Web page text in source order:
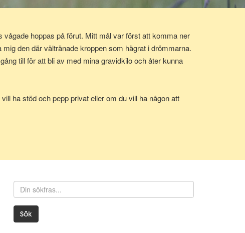
hoppas på förut. Mitt mål var först att komma ner
den där vältränade kroppen som hägrat i drömmarna.
till för att bli av med mina gravidkilo och åter kunna
ha stöd och pepp privat eller om du vill ha någon att
Sök